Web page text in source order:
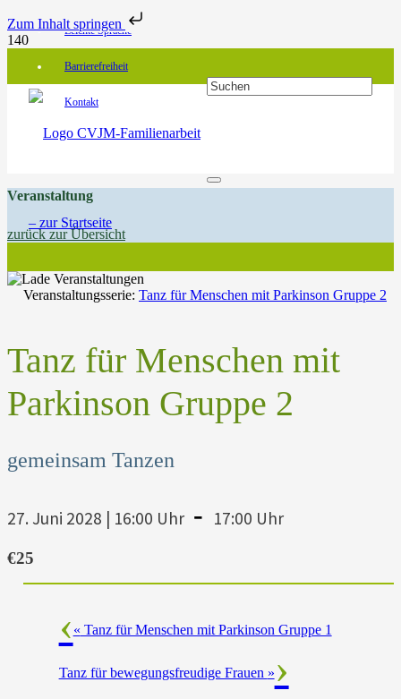
Zum Inhalt springen
Leichte Sprache
Barrierefreiheit
Kontakt
Veranstaltung
zurück zur Übersicht
Veranstaltungsserie: Tanz für Menschen mit Parkinson Gruppe 2
Tanz für Menschen mit
Parkinson Gruppe 2
gemeinsam Tanzen
27. Juni 2028 | 16:00 Uhr - 17:00 Uhr
€25
« Tanz für Menschen mit Parkinson Gruppe 1
Tanz für bewegungsfreudige Frauen »